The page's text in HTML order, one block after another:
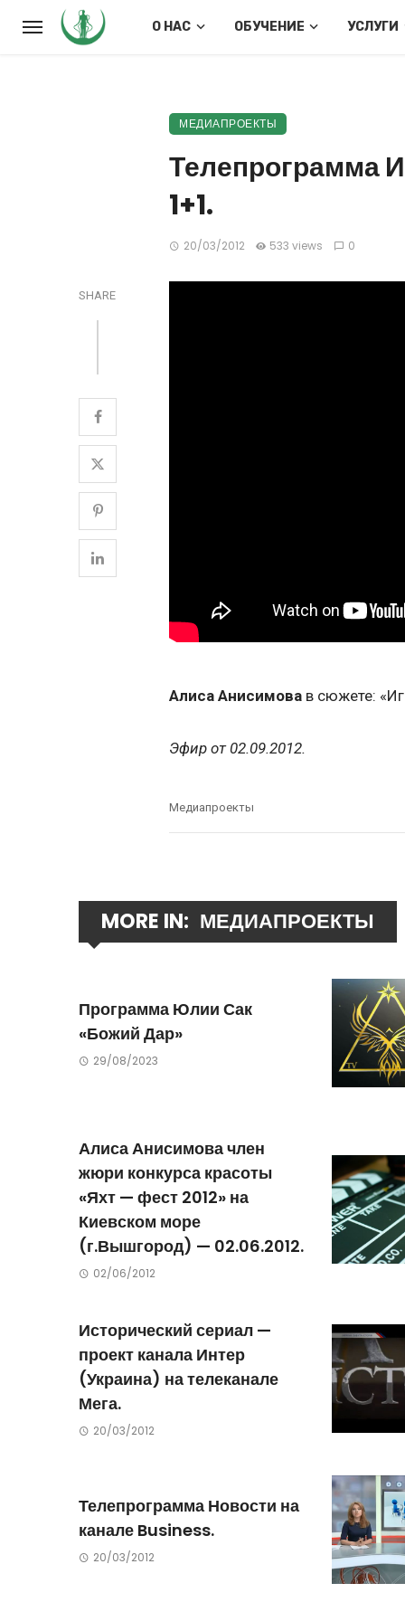
О НАС ОБУЧЕНИЕ УСЛУГИ
МЕДИАПРОЕКТЫ
Телепрограмма
1+1.
20/03/2012 533 views 0
SHARE
Алиса Анисимова в сюжете:
Эфир от 02.09.2012.
Медиапроекты
MORE IN: МЕДИАПРОЕКТЫ
Программа Юлии Сак
«Божий Дар»
29/08/2023
Алиса Анисимова член
жюри конкурса красоты
«Яхт — фест 2012» на
Киевском море
(г.Вышгород) — 02.06.2012.
02/06/2012
Исторический сериал —
проект канала Интер
(Украина) на телеканале
Мега.
20/03/2012
Телепрограмма Новости на
канале Business.
20/03/2012